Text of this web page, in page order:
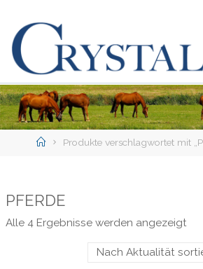
content
Crystal
Verlag
DER
ONLINE-
SHOP
HomeProdukte verschlagwortet mit
PFERDE
Alle 4 Ergebnisse werden angezeigt